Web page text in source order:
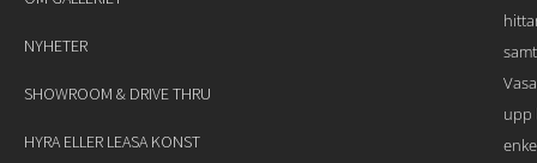
NYHETER
SHOWROOM & DRIVE THRU
HYRA ELLER LEASA KONST
upp